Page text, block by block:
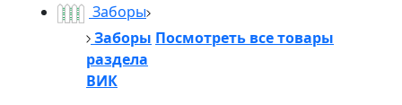
Заборы
Заборы Посмотреть все товары
раздела
ВИК